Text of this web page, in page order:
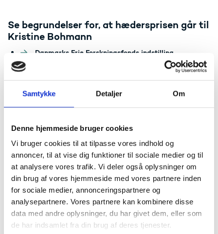
Samtykke Detaljer Om
Denne hjemmeside bruger cookies
Vi bruger cookies til at tilpasse vores indhold og
annoncer, til at vise dig funktioner til sociale medier og til
at analysere vores trafik. Vi deler også oplysninger om
din brug af vores hjemmeside med vores partnere inden
for sociale medier, annonceringspartnere og
analysepartnere. Vores partnere kan kombinere disse
data med andre oplysninger, du har givet dem, eller som
de har indsamlet fra din brug af deres tjenester.
Se begrundelser for, at hædersprisen går til
Kristine Bohmann
Danmarks Frie Forskningsfonds indstilling
prisuddeling
Torsdag den 18. april overrækker uddannelses- og
forskningsminister Christina Egelund
Forskningskommunikationsprisen og de 200.000
kr., der følger med prisen.